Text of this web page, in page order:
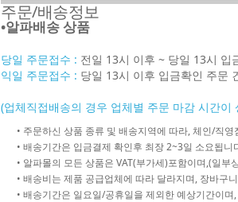
주문/배송정보
•알파배송 상품
당일 주문접수 : 전일 13시 이후 ~ 당일 13시 입
익일 주문접수 : 당일 13시 이후 입금확인 주문
(업체직접배송의 경우 업체별 주문 마감 시간이
• 주문하신 상품 종류 및 배송지역에 따라, 체인/직
• 배송기간은 입금결제 확인후 최장 2~3일 소요됩
• 알파몰의 모든 상품은 VAT(부가세)포함이며,(일
• 배송비는 제품 공급업체에 따라 달라지며, 장바구
• 배송기간은 일요일/공휴일을 제외한 예상기간이